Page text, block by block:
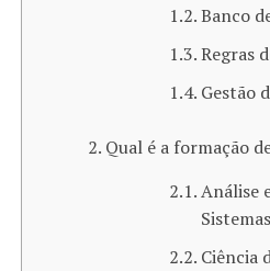
Banco
Regras
Gestão
Qual é a formação
Análise
Sistemas
Ciência